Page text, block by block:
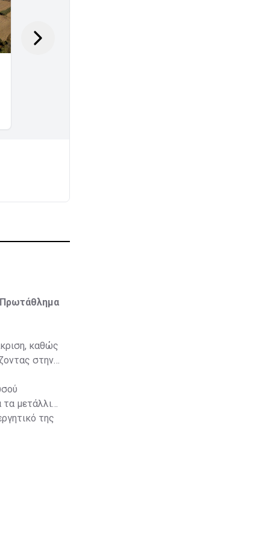
Πρωτάθλημα
καθώς
στην
μετάλλια
της